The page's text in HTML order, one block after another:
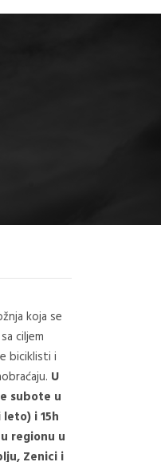
koja se
ciljem
biciklisti i
U
subote u
i 15h
regionu u
Zenici i